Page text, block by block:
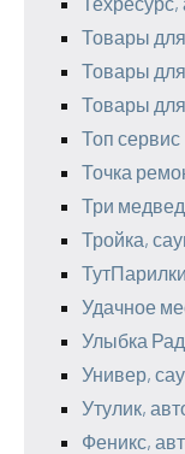
Товары
Товары
Товары
Топ сервис
Точка
Три
Тройка,
Удачное
Улыбка
Универ,
Утулик,
Феникс,